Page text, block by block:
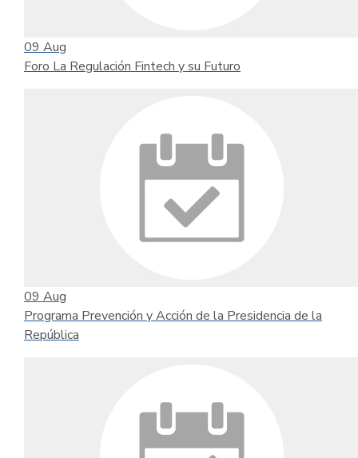
09 Aug
Foro La Regulación Fintech y su Futuro
09 Aug
Programa Prevención y Acción de la Presidencia de la
República